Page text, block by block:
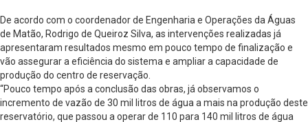
De acordo com o coordenador de Engenharia e Operações da Águas
de Matão, Rodrigo de Queiroz Silva, as intervenções realizadas já
apresentaram resultados mesmo em pouco tempo de finalização e
vão assegurar a eficiência do sistema e ampliar a capacidade de
produção do centro de reservação.
“Pouco tempo após a conclusão das obras, já observamos o
incremento de vazão de 30 mil litros de água a mais na produção deste
reservatório, que passou a operar de 110 para 140 mil litros de água